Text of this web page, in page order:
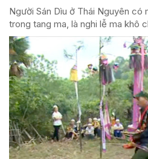
Người Sán Dìu ở Thái Nguyên
trong tang ma, là nghi lễ ma khô